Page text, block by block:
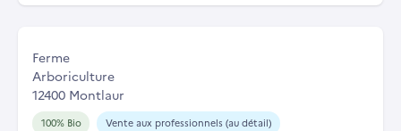
Ferme
Arboriculture
12400 Montlaur
100% Bio Vente aux professionnels (au détail)